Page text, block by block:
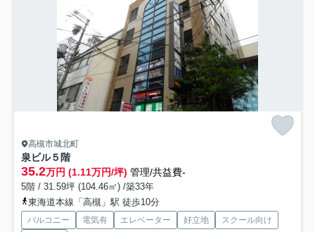
高槻市城北町
泉ビル５階
35.2万円 (1.11万円/坪) 管理/共益費-
5階 / 31.59坪 (104.46㎡) /築33年
東海道本線「高槻」駅 徒歩10分
バルコニー 電気有 エレベーター 好立地
スクール向け